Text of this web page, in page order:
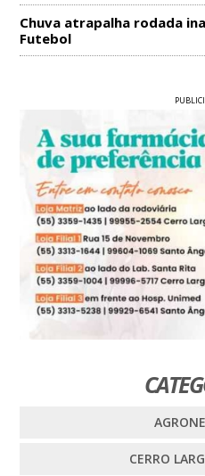
Chuva atrapalha rodada
Futebol
CERRO